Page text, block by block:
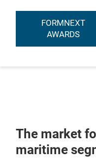
FORMNEXT
AWARDS
The market
maritime